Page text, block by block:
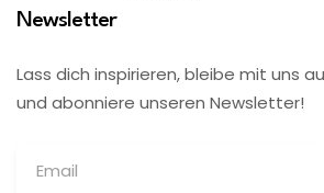
Newsletter
Lass dich inspirieren, bleibe mit uns
und abonniere unseren Newsletter!